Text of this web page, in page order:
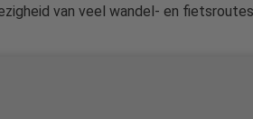
van veel wandel- en